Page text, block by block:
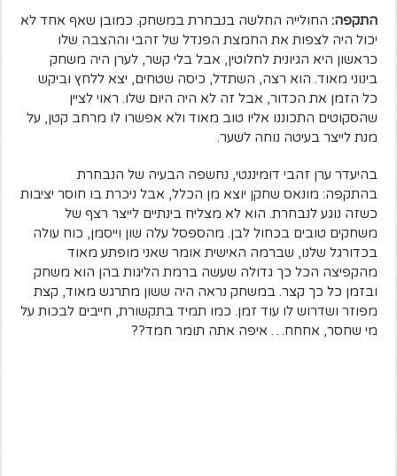
התקפה: החולייה החלשה בנבחרת במשחק. כמובן שאף אחד לא
יכול היה לצפות את החמצת הפנדל של זהבי וההצבה שלו
כראשון היא הגיונית לחלוטין, אבל בלי קשר, לערן היה משחק
בינוני מאוד. הוא רצה, השתדל, כיסה שטחים, יצא ללחץ וביקש
כל הזמן את הכדור, אבל זה לא היה היום שלו. ראוי לציין
שהסקוטים התכוננו אליו טוב מאוד ולא אפשרו לו מרחב קטן, על
מנת לייצר בעיטה נוחה לשער.
בהיעדר ערן זהבי דומיננטי, נחשפה הבעיה של הנבחרת
בהתקפה: מונאס שחקן יוצא מן הכלל, אבל ניכרת בו חוסר יציבות
כשזה נוגע לנבחרת. הוא לא מצליח בינתיים לייצר רצף של
משחקים טובים בכחול לבן. מהספסל עלה שון וייסמן, כוח עולה
בכדורגל שלנו, שברמה האישית אומר שאני מופתע מאוד
מהקפיצה הכל כך גדולה שעשה ברמת הליגות בהן הוא משחק
ובזמן כל כך קצר. במשחק נראה היה ששון מתרגש מאוד, קצת
מפוזר ושדרוש לו עוד זמן. כמו תמיד בתקשורת, חייבים לבכות על
מי שחסר, אחחח… איפה אתה תומר חמד??